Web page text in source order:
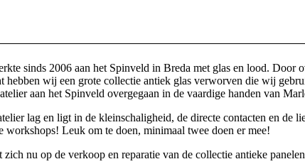
sinds 2006 aan het Spinveld in Breda met glas en lood. Door
hebben wij een grote collectie antiek glas verworven die wij
aan het Spinveld overgegaan in de vaardige handen van
lag en ligt in de kleinschaligheid, de directe contacten en de
workshops! Leuk om te doen, minimaal twee doen er mee!
nu op de verkoop en reparatie van de collectie antieke